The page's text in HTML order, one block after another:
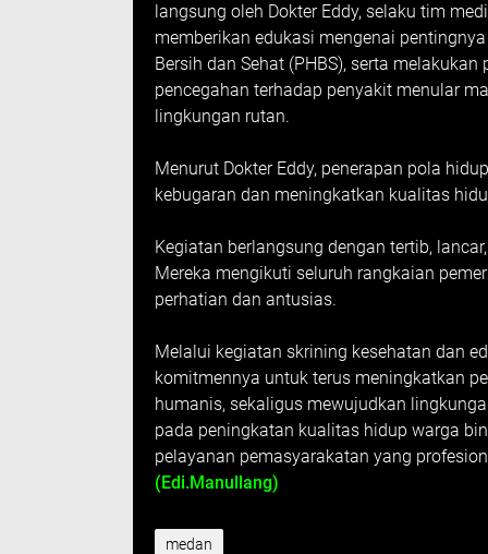
langsung oleh Dokter Eddy, selaku tim
memberikan edukasi mengenai
Bersih dan Sehat (PHBS), serta
pencegahan terhadap penyakit menular
lingkungan rutan.
Menurut Dokter Eddy, penerapan pola
kebugaran dan meningkatkan kualitas
Kegiatan berlangsung dengan tertib,
Mereka mengikuti seluruh rangkaian
perhatian dan antusias.
Melalui kegiatan skrining kesehatan dan
komitmennya untuk terus meningkatkan
humanis, sekaligus mewujudkan
pada peningkatan kualitas hidup warga
pelayanan pemasyarakatan yang
(Edi.Manullang)
medan